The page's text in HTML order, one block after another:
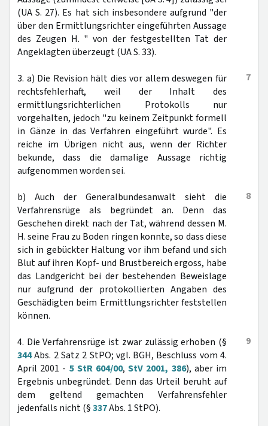
(UA S. 27). Es hat sich insbesondere aufgrund "der
über den Ermittlungsrichter eingeführten Aussage
des Zeugen H. " von der festgestellten Tat der
Angeklagten überzeugt (UA S. 33).
7
3. a) Die Revision hält dies vor allem deswegen für
rechtsfehlerhaft, weil der Inhalt des
ermittlungsrichterlichen Protokolls nur
vorgehalten, jedoch "zu keinem Zeitpunkt formell
in Gänze in das Verfahren eingeführt wurde". Es
reiche im Übrigen nicht aus, wenn der Richter
bekunde, dass die damalige Aussage richtig
aufgenommen worden sei.
8
b) Auch der Generalbundesanwalt sieht die
Verfahrensrüge als begründet an. Denn das
Geschehen direkt nach der Tat, während dessen M.
H. seine Frau zu Boden ringen konnte, so dass diese
sich in gebückter Haltung vor ihm befand und sich
Blut auf ihren Kopf- und Brustbereich ergoss, habe
das Landgericht bei der bestehenden Beweislage
nur aufgrund der protokollierten Angaben des
Geschädigten beim Ermittlungsrichter feststellen
können.
9
4. Die Verfahrensrüge ist zwar zulässig erhoben (§
344Abs. 2 Satz 2 StPO; vgl. BGH, Beschluss vom 4.
April 2001 - 5 StR 604/00,StV 2001, 386), aber im
Ergebnis unbegründet. Denn das Urteil beruht auf
dem geltend gemachten Verfahrensfehler
jedenfalls nicht (§337Abs. 1 StPO).